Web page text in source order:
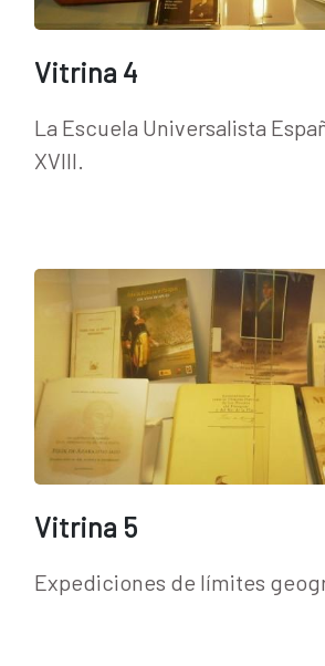
Vitrina 4
La Escuela Universalista
XVIII.
Vitrina 5
Expediciones de límites